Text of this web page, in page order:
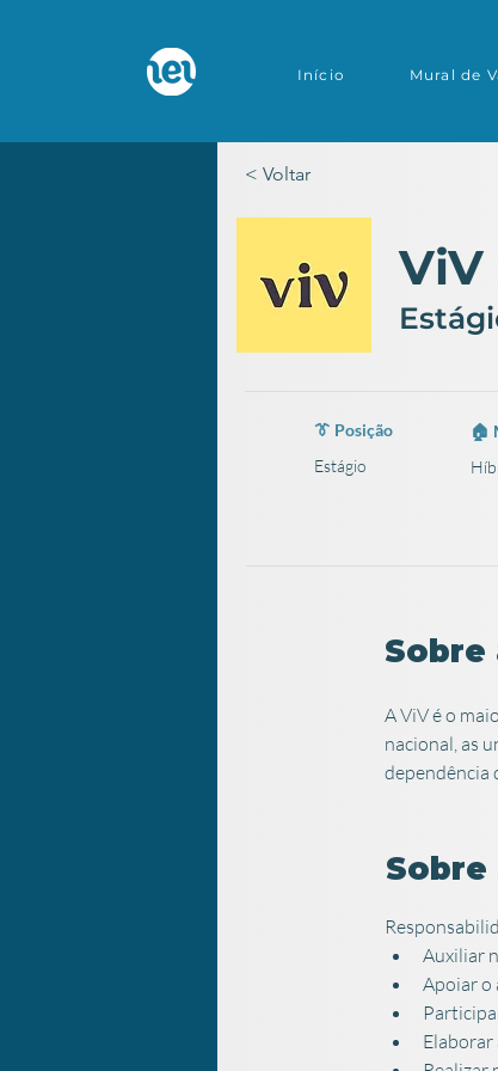
Início Mural de
< Voltar
ViV
👔 Posição
Estágio
🏠
Sobre
A ViV é o
nacional, as
dependência
Sobre
Auxiliar
Apoiar o
Elaborar